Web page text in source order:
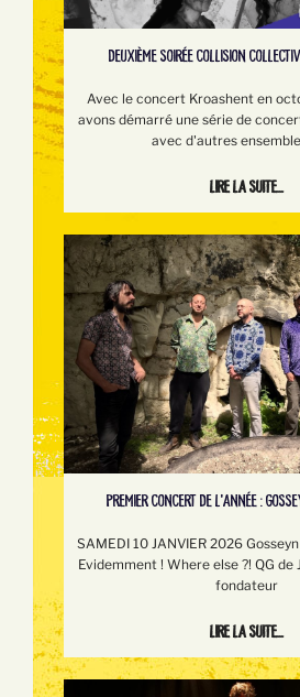
DEUXIÈME SOIRÉE COLLISION
Avec le concert Kroashent en
avons démarré une série de
avec d'autres
Lire la suite...
PREMIER CONCERT DE L'ANNÉE :
SAMEDI 10 JANVIER 2026
Evidemment ! Where else ?! QG de
fondateur
Lire la suite...